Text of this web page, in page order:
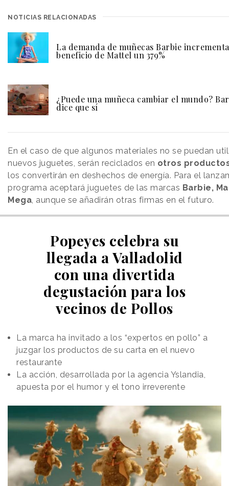
NOTICIAS RELACIONADAS
La demanda de muñecas Barbie
beneficio de Mattel un 379%
¿Puede una muñeca cambiar el mundo?
dice que sí
En el caso de que algunos materiales no se puedan
nuevos juguetes, serán reciclados en otros
los convertirán en deshechos de energía. Para el
programa aceptará juguetes de las marcas Barbie,
Mega , aunque se añadirán otras firmas en el futuro.
Popeyes celebra su
llegada a Valladolid
con una divertida
degustación para los
vecinos de Pollos
La marca ha invitado a los “expertos en pollo” a
juzgar los productos de su carta en el nuevo
restaurante
La acción, desarrollada por la agencia Yslandia,
apuesta por el humor y el tono irreverente